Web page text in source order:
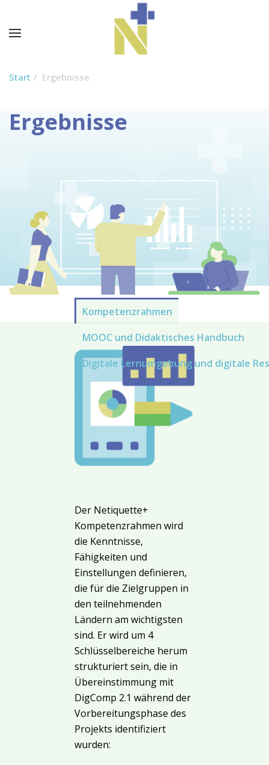
Start Ergebnisse
Ergebnisse
Kompetenzrahmen
MOOC und Didaktisches Handbuch
Digitale Lernumgebung und digitale
Der Netiquette+
Kompetenzrahmen wird
die Kenntnisse,
Fähigkeiten und
Einstellungen definieren,
die für die Zielgruppen in
den teilnehmenden
Ländern am wichtigsten
sind. Er wird um 4
Schlüsselbereiche herum
strukturiert sein, die in
Übereinstimmung mit
DigComp 2.1 während der
Vorbereitungsphase des
Projekts identifiziert
wurden: